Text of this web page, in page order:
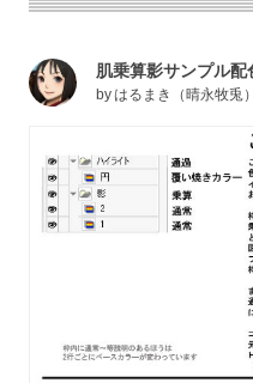
肌乗算影サンプル配
byはるまき（晴永牧兎）